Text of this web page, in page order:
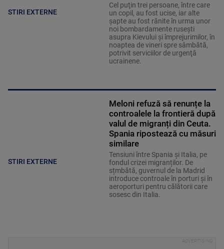
STIRI EXTERNE
Cel puţin trei persoane, între care
un copil, au fost ucise, iar alte
şapte au fost rănite în urma unor
noi bombardamente ruseşti
asupra Kievului şi împrejurimilor, în
noaptea de vineri spre sâmbătă,
potrivit serviciilor de urgenţă
ucrainene.
STIRI EXTERNE
Meloni refuză să renunțe la
controalele la frontieră după
valul de migranți din Ceuta.
Spania ripostează cu măsuri
similare
Tensiuni între Spania și Italia, pe
fondul crizei migranților. De
sțmbătă, guvernul de la Madrid
introduce controale în porturi și în
aeroporturi pentru călătorii care
sosesc din Italia.